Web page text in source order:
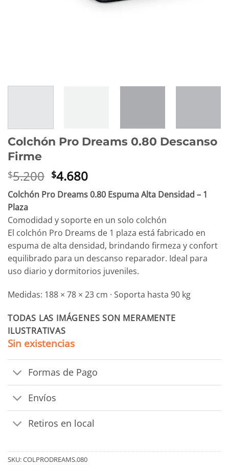
Colchón Pro Dreams 0.80 Descanso
Firme
$5.200 El
precio
original
era:
$5.200.
$4.680El
precio
actual
$4.680.
Colchón Pro Dreams 0.80 Espuma Alta Densidad – 1
Plaza
Comodidad y soporte en un solo colchón
El colchón Pro Dreams de 1 plaza está fabricado en
espuma de alta densidad, brindando firmeza y confort
equilibrado para un descanso reparador. Ideal para
uso diario y dormitorios juveniles.
Medidas: 188 × 78 × 23 cm · Soporta hasta 90 kg
TODAS LAS IMÁGENES SON MERAMENTE
ILUSTRATIVAS
Sin existencias
Formas de Pago
Envíos
Retiros en local
SKU:COLPRODREAMS.080